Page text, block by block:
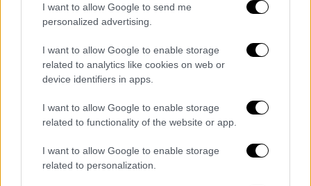
I want to allow Google to send me
personalized advertising.
I want to allow Google to enable storage
related to analytics like cookies on web or
device identifiers in apps.
I want to allow Google to enable storage
related to functionality of the website or app.
I want to allow Google to enable storage
related to personalization.
Έτσι στήνει η Αθήνα τη διπλωματική
της «θωράκιση» στις τουρκικές
κινήσεις
Ο Σύμβουλος Ασφαλείας του Έλληνα
πρωθυπουργού επιβεβαίωσε ότι η Ελλάδα
δεν θα διστάσει να αντιδράσει ακόμη και
στρατιωτικά, εάν θιγούν τα κυριαρχικά της